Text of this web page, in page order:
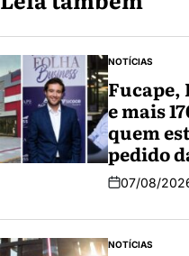
NOTÍCIAS
Fucape,
e mais
quem
pedido
07/08/
NOTÍCIAS